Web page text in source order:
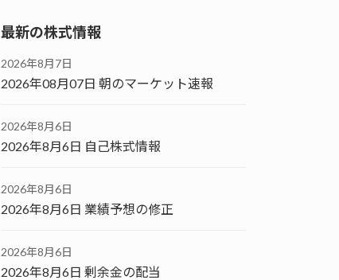
最新の株式情報
2026年8月7日
2026年08月07日 朝のマーケット速報
2026年8月6日
2026年8月6日 自己株式情報
2026年8月6日
2026年8月6日 業績予想の修正
2026年8月6日
2026年8月6日 剰余金の配当